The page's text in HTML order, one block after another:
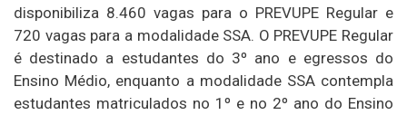
disponibiliza 8.460 vagas para o PREVUPE Regular e
720 vagas para a modalidade SSA. O PREVUPE Regular
é destinado a estudantes do 3º ano e egressos do
Ensino Médio, enquanto a modalidade SSA contempla
estudantes matriculados no 1º e no 2º ano do Ensino